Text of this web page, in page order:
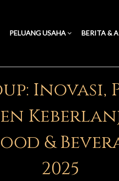
PELUANG USAHA BERITA &
Inovasi,
&
2025